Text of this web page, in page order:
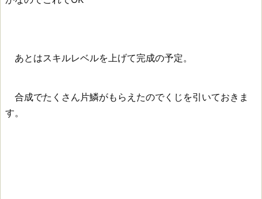
あとはスキルレベルを上げて完成の予定。
合成でたくさん片鱗がもらえたのでくじを引いておきま
す。